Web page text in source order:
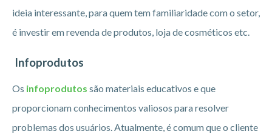
ideia interessante, para quem tem familiaridade com o setor,
é investir em revenda de produtos, loja de cosméticos etc.
Infoprodutos
Os infoprodutos são materiais educativos e que
proporcionam conhecimentos valiosos para resolver
problemas dos usuários. Atualmente, é comum que o cliente